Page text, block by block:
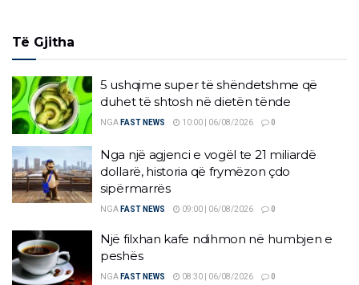
Të Gjitha
5 ushqime super të shëndetshme që
duhet të shtosh në dietën tënde
NGA FAST NEWS 10:00 | 06/08/2026 0
Nga një agjenci e vogël te 21 miliardë
dollarë, historia që frymëzon çdo
sipërmarrës
NGA FAST NEWS 09:00 | 06/08/2026 0
Një filxhan kafe ndihmon në humbjen e
peshës
NGA FAST NEWS 08:30 | 06/08/2026 0